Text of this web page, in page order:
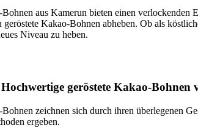
aus Kamerun bieten einen
Kakao-Bohnen abheben. Ob als
Niveau zu heben.
geröstete Kakao-
zeichnen sich durch ihren überlegenen
ergeben.